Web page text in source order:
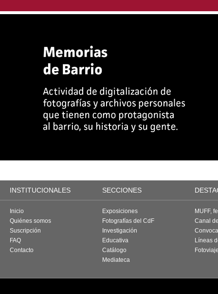
INSTITUCIONALES SECCIONES
Inicio
Quiénes somos
Suscripción
FAQ
Contacto
Exposiciones
Fotografías del CdF
Investigación
Educativa
Catálogo
Mediateca
MUFF,
Canal
Líneas